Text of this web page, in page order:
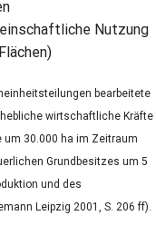
Nutzung
bearbeitete
wirtschaftliche Kräfte
30.000 ha im Zeitraum
Grundbesitzes um 5
und des
Leipzig 2001, S. 206 ff).